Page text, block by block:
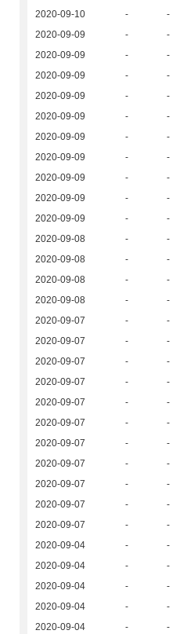
2020-09-10
- -
2020-09-09
- -
2020-09-09
- -
2020-09-09
- -
2020-09-09
- -
2020-09-09
- -
2020-09-09
- -
2020-09-09
- -
2020-09-09
- -
2020-09-09
- -
2020-09-09
- -
2020-09-08
- -
2020-09-08
- -
2020-09-08
- -
2020-09-08
- -
2020-09-07
- -
2020-09-07
- -
2020-09-07
- -
2020-09-07
- -
2020-09-07
- -
2020-09-07
- -
2020-09-07
- -
2020-09-07
- -
2020-09-07
- -
2020-09-07
- -
2020-09-07
- -
2020-09-04
- -
2020-09-04
- -
2020-09-04
- -
2020-09-04
- -
2020-09-04
- -